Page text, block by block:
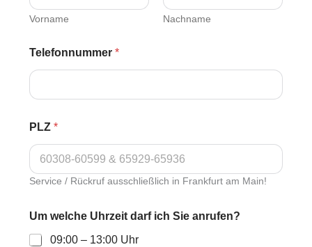
Vorname Nachname
Telefonnummer *
PLZ *
Service / Rückruf ausschließlich in Frankfurt am Main!
Um welche Uhrzeit darf ich Sie anrufen?
09:00 – 13:00 Uhr